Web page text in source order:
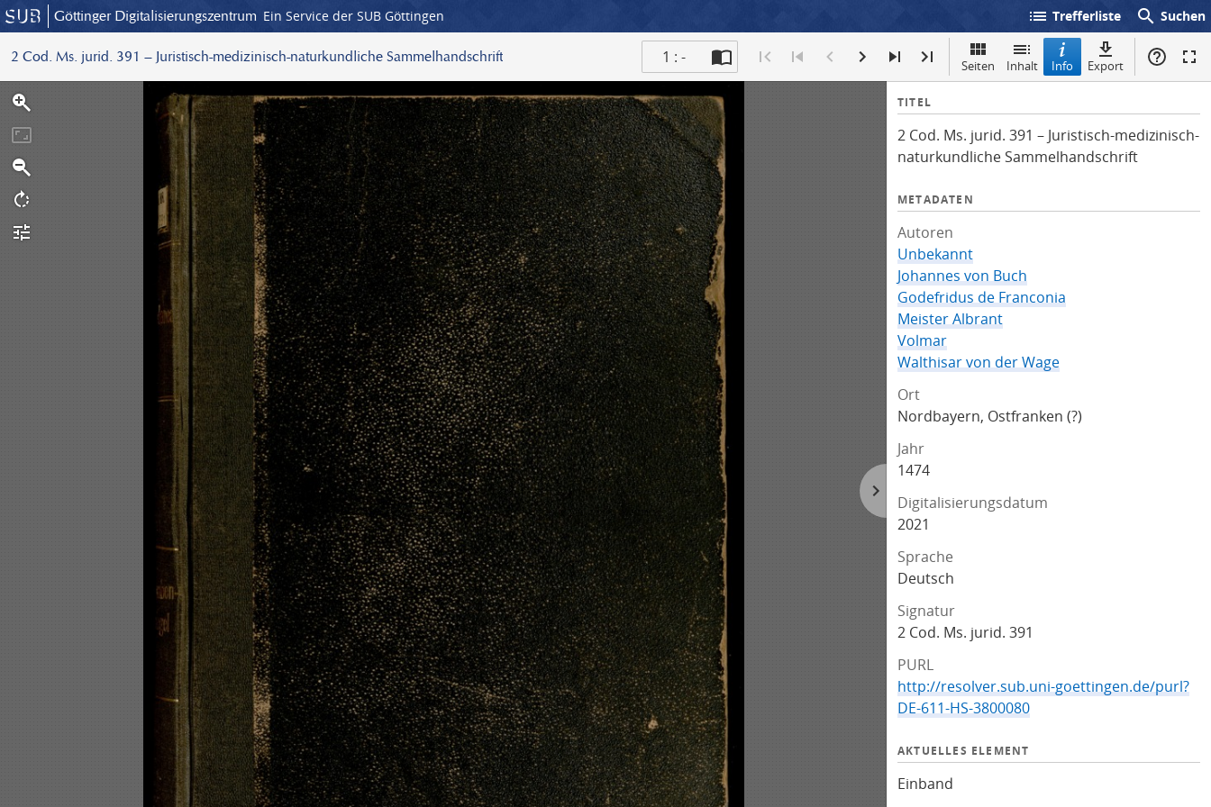
Göttinger Digitalisierungszentrum Ein Service der SUB Göttingen list Trefferliste search Suchen
2 Cod. Ms. jurid. 391 – Juristisch-medizinisch-naturkundliche Sammelhandschrift 1 : - Seiten Inhalt Info Export
I
f
o
TITEL
2 Cod. Ms. jurid. 391 – Juristisch-medizinisch-
naturkundliche Sammelhandschrift
METADATEN
Autoren
Unbekannt
Johannes von Buch
Godefridus de Franconia
Meister Albrant
Volmar
Walthisar von der Wage
Ort
Nordbayern, Ostfranken (?)
Jahr
1474
Digitalisierungsdatum
2021
Sprache
Deutsch
Signatur
2 Cod. Ms. jurid. 391
PURL
http://resolver.sub.uni-goettingen.de/purl?
DE-611-HS-3800080
AKTUELLES ELEMENT
Einband